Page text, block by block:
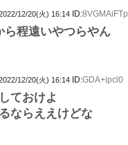
12/20(火) 16:14 ID:8VGMAiFTp
ら程遠いやつらやん
12/20(火) 16:14 ID:GDA+ipcl0
ておけよ
ならええけどな